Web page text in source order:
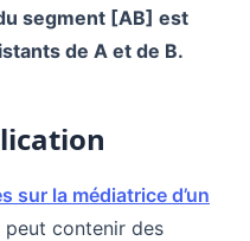
segment [AB] est
de A et de B.
sur la médiatrice d’un
peut contenir des